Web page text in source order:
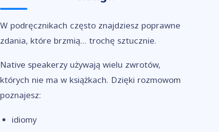
W podręcznikach często znajdziesz poprawne
zdania, które brzmią… trochę sztucznie.
Native speakerzy używają wielu zwrotów,
których nie ma w książkach. Dzięki rozmowom
poznajesz:
idiomy